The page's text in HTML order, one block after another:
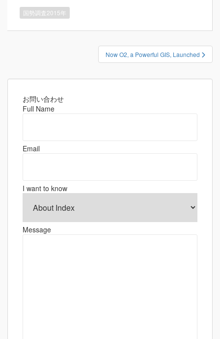
国勢調査2015年
ナ
Now O2, a Powerful GIS, Launched
お問い合わせ
Full Name
Email
I want to know
Message